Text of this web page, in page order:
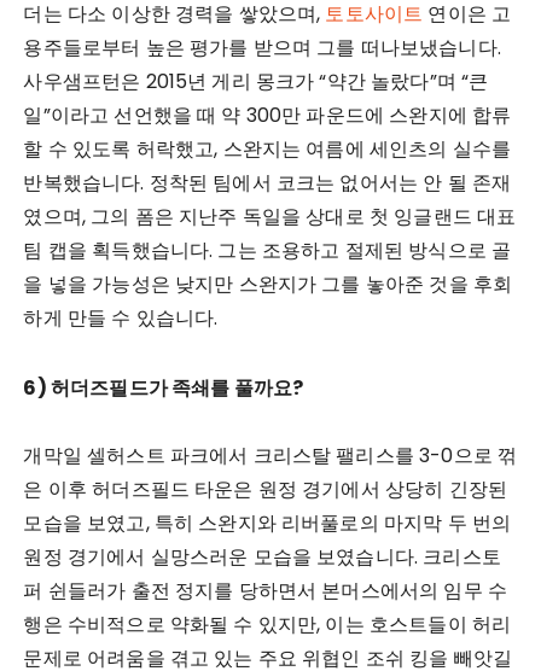
더는 다소 이상한 경력을 쌓았으며, 토토사이트 연이은 고
용주들로부터 높은 평가를 받으며 그를 떠나보냈습니다.
사우샘프턴은 2015년 게리 몽크가 “약간 놀랐다”며 “큰
일”이라고 선언했을 때 약 300만 파운드에 스완지에 합류
할 수 있도록 허락했고, 스완지는 여름에 세인츠의 실수를
반복했습니다. 정착된 팀에서 코크는 없어서는 안 될 존재
였으며, 그의 폼은 지난주 독일을 상대로 첫 잉글랜드 대표
팀 캡을 획득했습니다. 그는 조용하고 절제된 방식으로 골
을 넣을 가능성은 낮지만 스완지가 그를 놓아준 것을 후회
하게 만들 수 있습니다.
6) 허더즈필드가 족쇄를 풀까요?
개막일 셀허스트 파크에서 크리스탈 팰리스를 3-0으로 꺾
은 이후 허더즈필드 타운은 원정 경기에서 상당히 긴장된
모습을 보였고, 특히 스완지와 리버풀로의 마지막 두 번의
원정 경기에서 실망스러운 모습을 보였습니다. 크리스토
퍼 쉰들러가 출전 정지를 당하면서 본머스에서의 임무 수
행은 수비적으로 약화될 수 있지만, 이는 호스트들이 허리
문제로 어려움을 겪고 있는 주요 위협인 조쉬 킹을 빼앗길